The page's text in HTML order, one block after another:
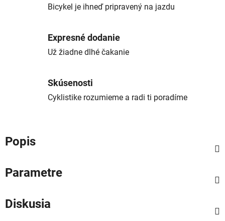
Bicykel je ihneď pripravený na jazdu
Expresné dodanie
Už žiadne dlhé čakanie
Skúsenosti
Cyklistike rozumieme a radi ti poradíme
Popis
Parametre
Diskusia